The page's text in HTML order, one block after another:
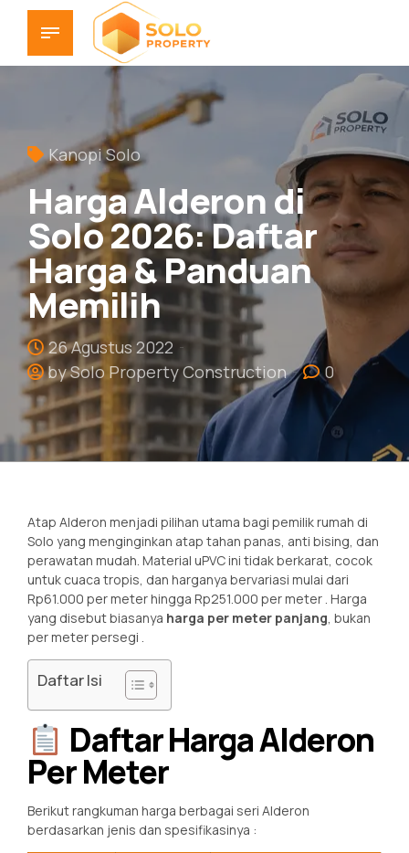
Kanopi Solo
Harga Alderon di
Solo 2026: Daftar
Harga & Panduan
Memilih
26 Agustus 2022
by Solo Property Construction
0
Atap Alderon menjadi pilihan utama bagi pemilik rumah di
Solo yang menginginkan atap tahan panas, anti bising, dan
perawatan mudah. Material uPVC ini tidak berkarat, cocok
untuk cuaca tropis, dan harganya bervariasi mulai dari
Rp61.000 per meter hingga Rp251.000 per meter . Harga
yang disebut biasanya harga per meter panjang , bukan
per meter persegi
Daftar Isi
Daftar Harga Alderon
Per Meter
Berikut rangkuman harga berbagai seri Alderon
berdasarkan jenis dan spesifikasinya :